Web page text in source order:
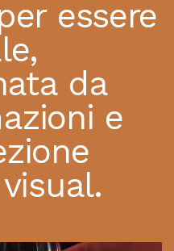
essere
da
e